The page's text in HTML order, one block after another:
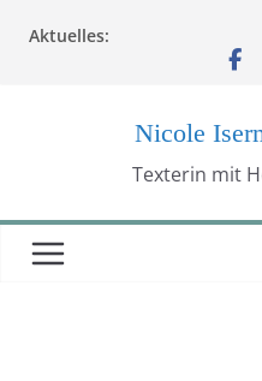
Inhalt
Aktuelles:
Nicole
Texterin mit